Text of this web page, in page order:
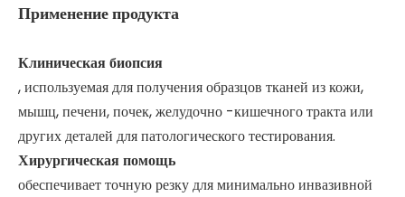
Применение продукта
Клиническая биопсия
, используемая для получения образцов тканей из кожи,
мышц, печени, почек, желудочно -кишечного тракта или
других деталей для патологического тестирования.
Хирургическая помощь
обеспечивает точную резку для минимально инвазивной